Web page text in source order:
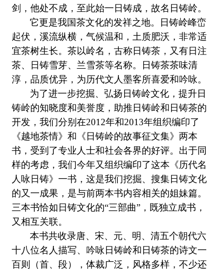
剑，他处不成，至此始一日铸成，故名日铸岭。
它更是我国茶文化的发祥之地。
日铸岭峰峦
起伏，溪流纵横，气候温和， 土质肥沃，非常适
宜茶树生长。茶以岭名，古称日铸茶，又有日注
茶、
日铸雪芽、兰雪茶等名称。 日铸茶茶味清
淳，品质优异，为历代文人墨客所喜爱和吟咏。
为了进一步挖掘、弘扬日铸岭文化，提升日
铸岭的知晓度和美誉度，助推日铸岭和日铸茶的
开发，我们分别在2012年和2013年组织编印了
《越地茶情》和《日铸岭的故事征文集》两本
书，受到了专业人士和社会各界的好评。出于同
样的考虑，我们今年又组织编印了这本《历代名
人咏日铸》一书，这是我们挖掘、搜集日铸文化
的又一成果，是与前两本书内容相关的姐妹篇。
三本书恰如日铸文化的“三部曲”，既独立成书，
又相互关联。
本书共收录唐、宋、元、明、清五个朝代六
十八位名人描写、吟咏日铸岭和日铸茶的诗文一
百则（首、段），体裁广泛，风格多样，不少还